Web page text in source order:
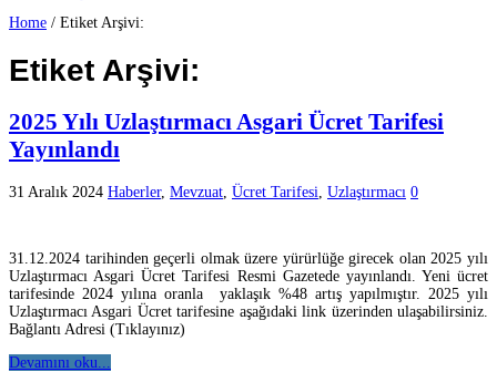
Home / Etiket Arşivi:
Etiket Arşivi:
2025 Yılı Uzlaştırmacı Asgari Ücret Tarifesi
Yayınlandı
31 Aralık 2024 Haberler, Mevzuat Ücret Tarifesi Uzlaştırmacı 0
31.12.2024 tarihinden geçerli olmak üzere yürürlüğe girecek olan 2025 yılı
Uzlaştırmacı Asgari Ücret Tarifesi Resmi Gazetede yayınlandı. Yeni ücret
tarifesinde 2024 yılına oranla yaklaşık %48 artış yapılmıştır. 2025 yılı
Uzlaştırmacı Asgari Ücret tarifesine aşağıdaki link üzerinden ulaşabilirsiniz.
Bağlantı Adresi (Tıklayınız)
Devamını oku...